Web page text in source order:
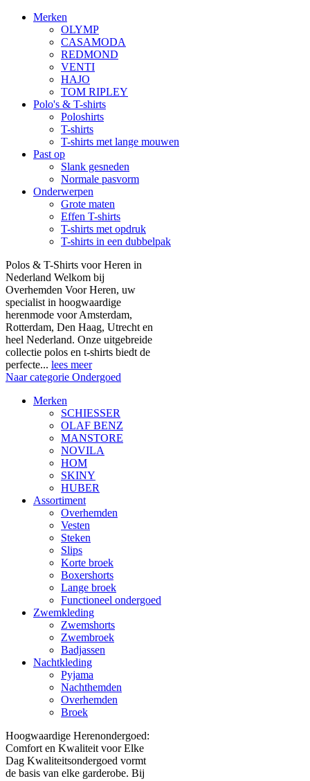
Merken
OLYMP
CASAMODA
REDMOND
VENTI
HAJO
TOM RIPLEY
Polo's & T-shirts
Poloshirts
T-shirts
T-shirts met lange mouwen
Past op
Slank gesneden
Normale pasvorm
Onderwerpen
Grote maten
Effen T-shirts
T-shirts met opdruk
T-shirts in een dubbelpak
Polos & T-Shirts voor Heren in
Nederland Welkom bij
Overhemden Voor Heren, uw
specialist in hoogwaardige
herenmode voor Amsterdam,
Rotterdam, Den Haag, Utrecht en
heel Nederland. Onze uitgebreide
collectie polos en t-shirts biedt de
perfecte... lees meer
Naar categorie Ondergoed
Merken
SCHIESSER
OLAF BENZ
MANSTORE
NOVILA
HOM
SKINY
HUBER
Assortiment
Overhemden
Vesten
Steken
Slips
Korte broek
Boxershorts
Lange broek
Functioneel ondergoed
Zwemkleding
Zwemshorts
Zwembroek
Badjassen
Nachtkleding
Pyjama
Nachthemden
Overhemden
Broek
Hoogwaardige Herenondergoed:
Comfort en Kwaliteit voor Elke
Dag Kwaliteitsondergoed vormt
de basis van elke garderobe. Bij